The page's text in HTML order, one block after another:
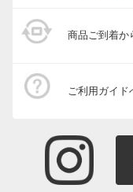
商品ご到着か
ご利用ガイド